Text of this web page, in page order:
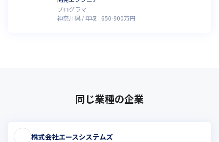
プログラマ
神奈川県
年収 : 650-900万円
同じ業種の企業
株式会社エースシステムズ